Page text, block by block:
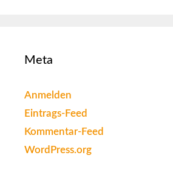
Meta
Anmelden
Eintrags-Feed
Kommentar-Feed
WordPress.org